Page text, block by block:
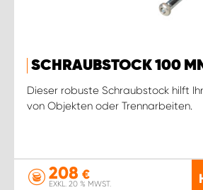
SCHRAUBSTOCK 100
Dieser robuste Schraubstock hilft
von Objekten oder Trennarbeiten.
208 €
EXKL. 20 % MWST.